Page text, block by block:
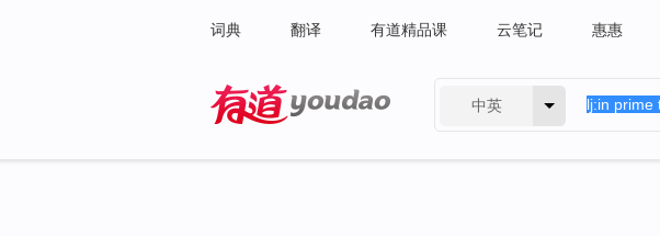
词典 翻译 有道精品课 云笔记 惠惠
中英